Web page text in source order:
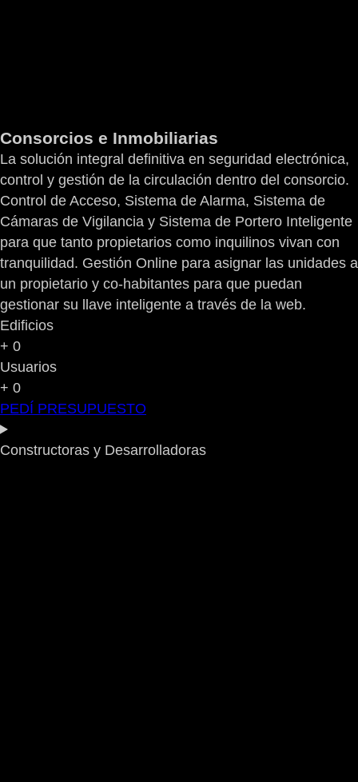
Consorcios e Inmobiliarias
La solución integral definitiva en seguridad electrónica,
control y gestión de la circulación dentro del consorcio.
Control de Acceso, Sistema de Alarma, Sistema de
Cámaras de Vigilancia y Sistema de Portero Inteligente
para que tanto propietarios como inquilinos vivan con
tranquilidad. Gestión Online para asignar las unidades a
un propietario y co-habitantes para que puedan
gestionar su llave inteligente a través de la web.
Edificios
+ 0
Usuarios
+ 0
PEDÍ PRESUPUESTO
Constructoras y Desarrolladoras